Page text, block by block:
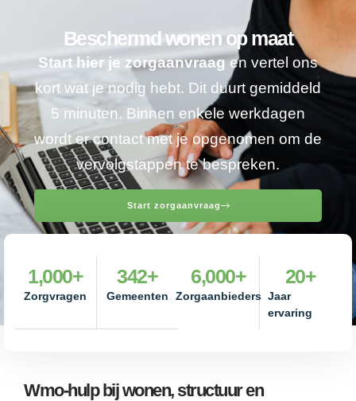
Beschermd wonen op maat
Start hier je zorgaanvraagen vertel ons
kort wat je nodig hebt. Dit duurt gemiddeld
5 minuten. Binnen enkele werkdagen
wordt er contact met je opgenomen om de
vervolgstappen te bespreken.
Start zorgaanvraag
Zorgvragen
1,000+
Gemeenten
342+
Zorgaanbieders
6,000+
Jaar
ervaring
20+
Wmo-hulp bij wonen, structuur en